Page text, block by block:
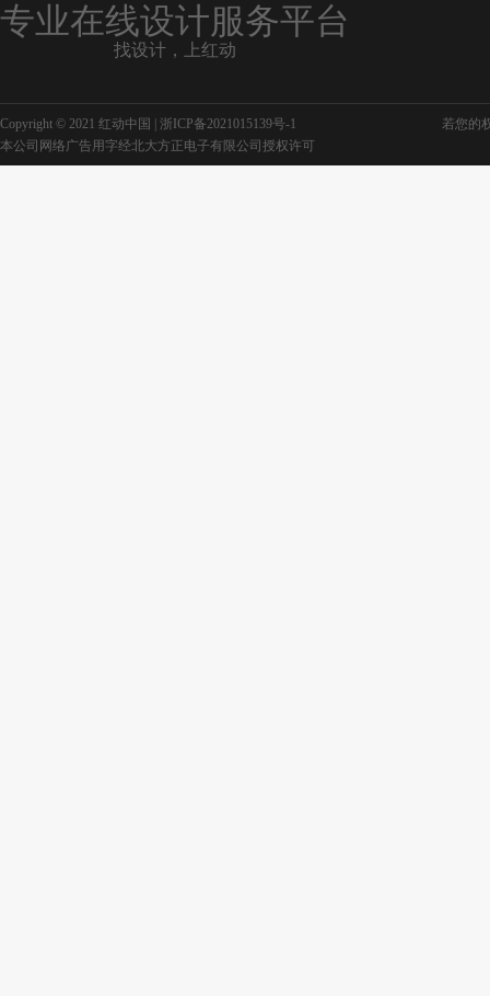
专业在线设计服务平台
找设计，上红动
Copyright © 2021 红动中国 | 浙ICP备2021015139号-1
若您的
本公司网络广告用字经北大方正电子有限公司授权许可